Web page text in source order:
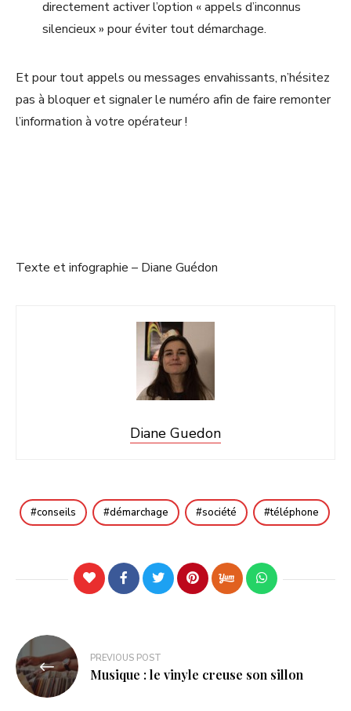
directement activer l’option « appels d’inconnus
silencieux » pour éviter tout démarchage.
Et pour tout appels ou messages envahissants, n’hésitez
pas à bloquer et signaler le numéro afin de faire remonter
l’information à votre opérateur !
Texte et infographie – Diane Guédon
Diane Guedon
conseils démarchage société téléphone
Navigation
de
l’article
PREVIOUS POST
Musique : le vinyle creuse son sillon